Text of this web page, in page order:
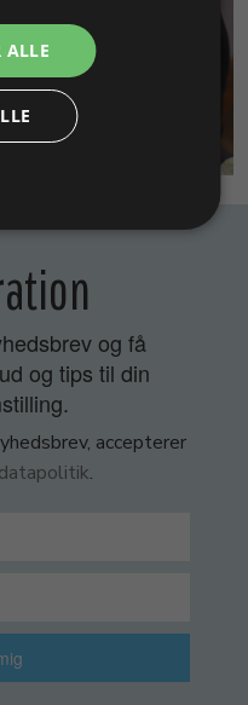
og få
og tips til din
accepterer
.
ALLE